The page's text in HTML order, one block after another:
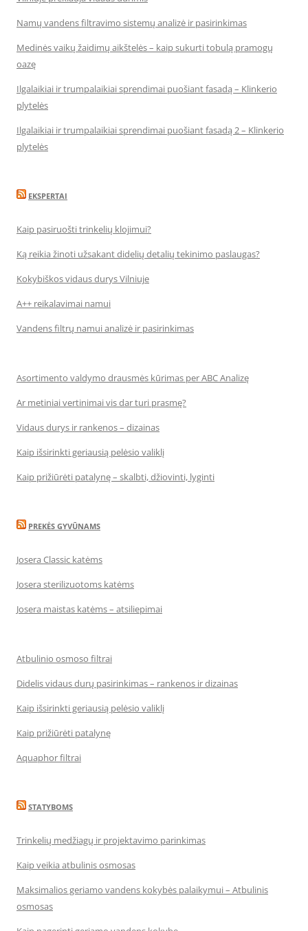
Namų vandens filtravimo sistemų analizė ir pasirinkimas
Medinės vaikų žaidimų aikštelės – kaip sukurti tobulą pramogų
oazę
Ilgalaikiai ir trumpalaikiai sprendimai puošiant fasadą – Klinkerio
plytelės
Ilgalaikiai ir trumpalaikiai sprendimai puošiant fasadą 2 – Klinkerio
plytelės
EKSPERTAI
Kaip pasiruošti trinkelių klojimui?
Ką reikia žinoti užsakant didelių detalių tekinimo paslaugas?
Kokybiškos vidaus durys Vilniuje
A++ reikalavimai namui
Vandens filtrų namui analizė ir pasirinkimas
Asortimento valdymo drausmės kūrimas per ABC Analizę
Ar metiniai vertinimai vis dar turi prasmę?
Vidaus durys ir rankenos – dizainas
Kaip išsirinkti geriausią pelėsio valiklį
Kaip prižiūrėti patalynę – skalbti, džiovinti, lyginti
PREKĖS GYVŪNAMS
Josera Classic katėms
Josera sterilizuotoms katėms
Josera maistas katėms – atsiliepimai
Atbulinio osmoso filtrai
Didelis vidaus durų pasirinkimas – rankenos ir dizainas
Kaip išsirinkti geriausią pelėsio valiklį
Kaip prižiūrėti patalynę
Aquaphor filtrai
STATYBOMS
Trinkelių medžiagų ir projektavimo parinkimas
Kaip veikia atbulinis osmosas
Maksimalios geriamo vandens kokybės palaikymui – Atbulinis
osmosas